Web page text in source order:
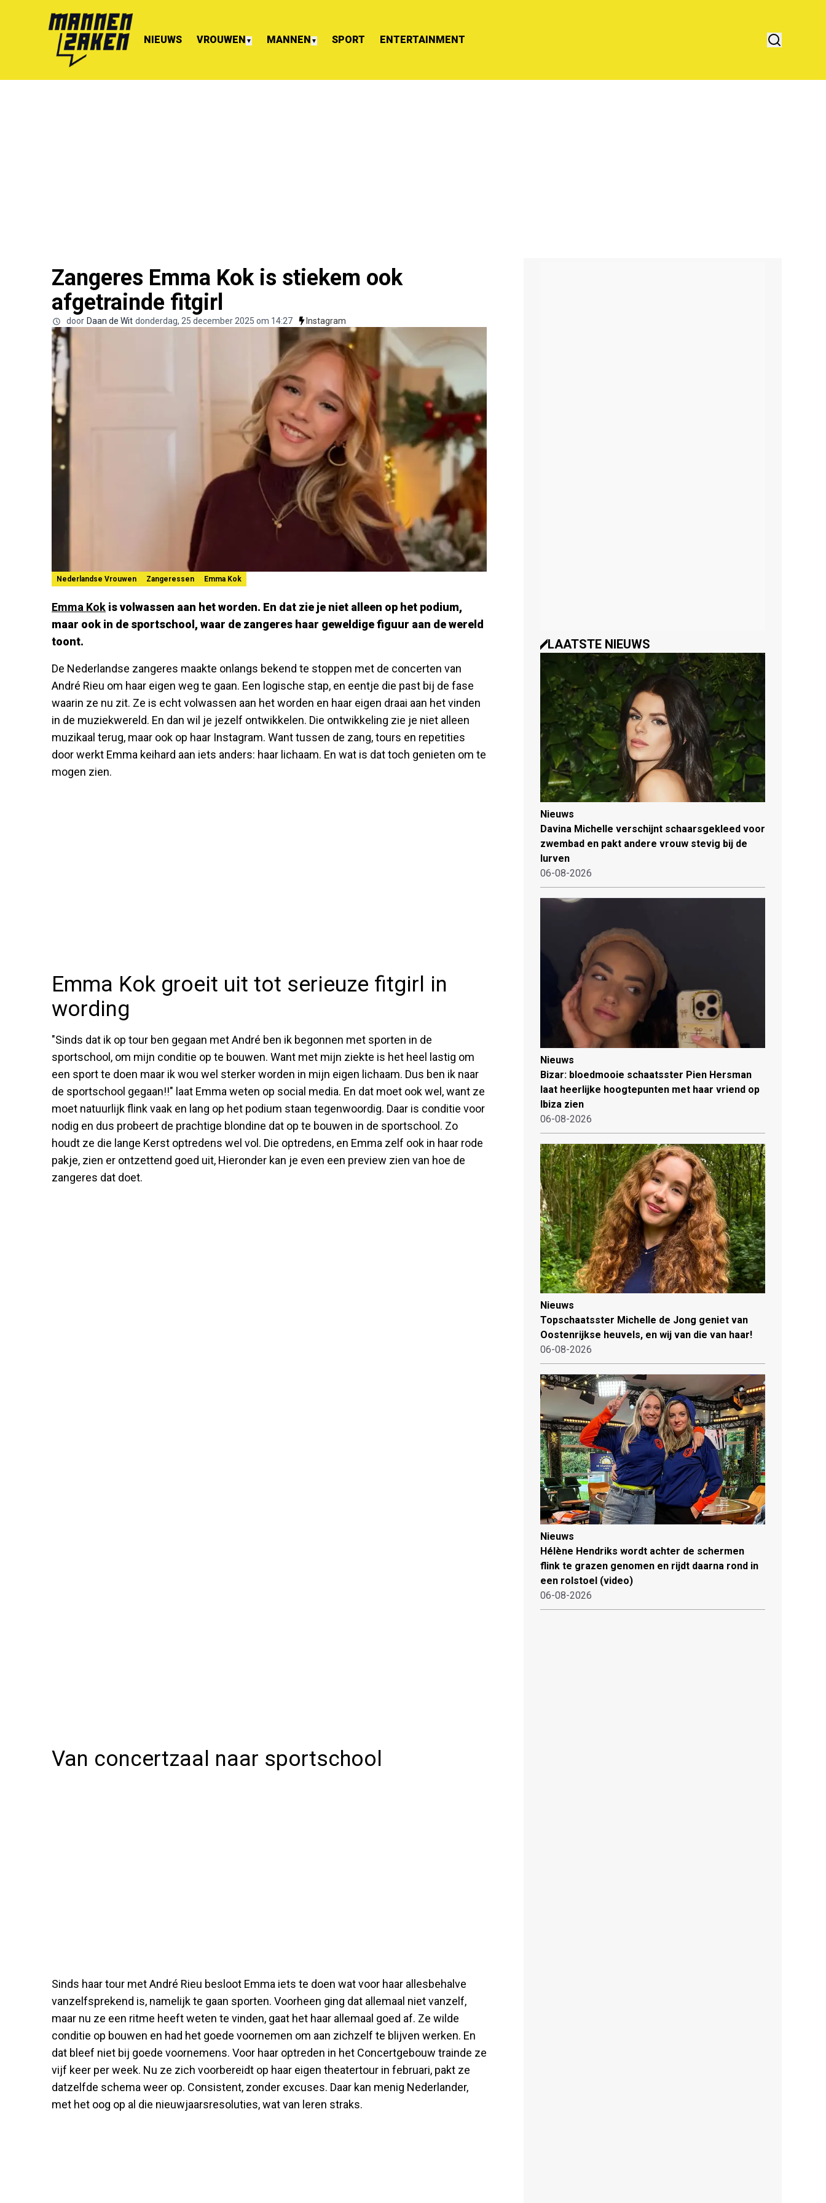
NIEUWS VROUWEN ▼ MANNEN ▼ SPORT ENTERTAINMENT
Zangeres Emma Kok is stiekem ook
afgetrainde fitgirl
door Daan de Wit donderdag, 25 december 2025 om 14:27 Instagram
Nederlandse Vrouwen Zangeressen Emma Kok
Emma Kok is volwassen aan het worden. En dat zie je niet alleen op het podium,
maar ook in de sportschool, waar de zangeres haar geweldige figuur aan de wereld
toont.
De Nederlandse zangeres maakte onlangs bekend te stoppen met de concerten van
André Rieu om haar eigen weg te gaan. Een logische stap, en eentje die past bij de fase
waarin ze nu zit. Ze is echt volwassen aan het worden en haar eigen draai aan het vinden
in de muziekwereld. En dan wil je jezelf ontwikkelen. Die ontwikkeling zie je niet alleen
muzikaal terug, maar ook op haar Instagram. Want tussen de zang, tours en repetities
door werkt Emma keihard aan iets anders: haar lichaam. En wat is dat toch genieten om te
mogen zien.
Emma Kok groeit uit tot serieuze fitgirl in
wording
"Sinds dat ik op tour ben gegaan met André ben ik begonnen met sporten in de
sportschool, om mijn conditie op te bouwen. Want met mijn ziekte is het heel lastig om
een sport te doen maar ik wou wel sterker worden in mijn eigen lichaam. Dus ben ik naar
de sportschool gegaan!!" laat Emma weten op social media. En dat moet ook wel, want ze
moet natuurlijk flink vaak en lang op het podium staan tegenwoordig. Daar is conditie voor
nodig en dus probeert de prachtige blondine dat op te bouwen in de sportschool. Zo
houdt ze die lange Kerst optredens wel vol. Die optredens, en Emma zelf ook in haar rode
pakje, zien er ontzettend goed uit, Hieronder kan je even een preview zien van hoe de
zangeres dat doet.
Van concertzaal naar sportschool
Sinds haar tour met André Rieu besloot Emma iets te doen wat voor haar allesbehalve
vanzelfsprekend is, namelijk te gaan sporten. Voorheen ging dat allemaal niet vanzelf,
maar nu ze een ritme heeft weten te vinden, gaat het haar allemaal goed af. Ze wilde
conditie op bouwen en had het goede voornemen om aan zichzelf te blijven werken. En
dat bleef niet bij goede voornemens. Voor haar optreden in het Concertgebouw trainde ze
vijf keer per week. Nu ze zich voorbereidt op haar eigen theatertour in februari, pakt ze
datzelfde schema weer op. Consistent, zonder excuses. Daar kan menig Nederlander,
met het oog op al die nieuwjaarsresoluties, wat van leren straks.
LAATSTE NIEUWS
Nieuws
Davina Michelle verschijnt schaarsgekleed voor
zwembad en pakt andere vrouw stevig bij de
lurven
06-08-2026
Nieuws
Bizar: bloedmooie schaatsster Pien Hersman
laat heerlijke hoogtepunten met haar vriend op
Ibiza zien
06-08-2026
Nieuws
Topschaatsster Michelle de Jong geniet van
Oostenrijkse heuvels, en wij van die van haar!
06-08-2026
Nieuws
Hélène Hendriks wordt achter de schermen
flink te grazen genomen en rijdt daarna rond in
een rolstoel (video)
06-08-2026